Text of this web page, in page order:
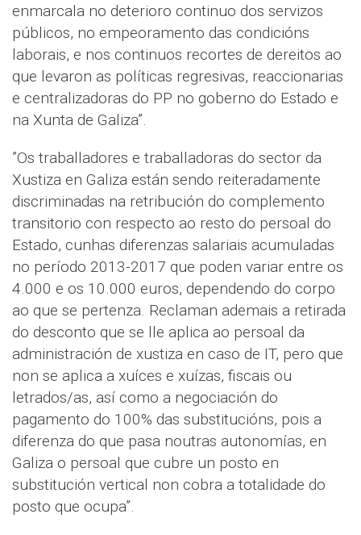
enmarcala no deterioro continuo dos servizos
públicos, no empeoramento das condicións
laborais, e nos continuos recortes de dereitos ao
que levaron as políticas regresivas, reaccionarias
e centralizadoras do PP no goberno do Estado e
na Xunta de Galiza”.
”Os traballadores e traballadoras do sector da
Xustiza en Galiza están sendo reiteradamente
discriminadas na retribución do complemento
transitorio con respecto ao resto do persoal do
Estado, cunhas diferenzas salariais acumuladas
no período 2013-2017 que poden variar entre os
4.000 e os 10.000 euros, dependendo do corpo
ao que se pertenza. Reclaman ademais a retirada
do desconto que se lle aplica ao persoal da
administración de xustiza en caso de IT, pero que
non se aplica a xuíces e xuízas, fiscais ou
letrados/as, así como a negociación do
pagamento do 100% das substitucións, pois a
diferenza do que pasa noutras autonomías, en
Galiza o persoal que cubre un posto en
substitución vertical non cobra a totalidade do
posto que ocupa”.